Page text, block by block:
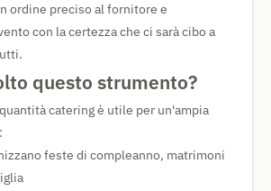
ordine preciso al fornitore e
con la certezza che ci sarà cibo a
questo strumento?
catering è utile per un'ampia
feste di compleanno, matrimoni